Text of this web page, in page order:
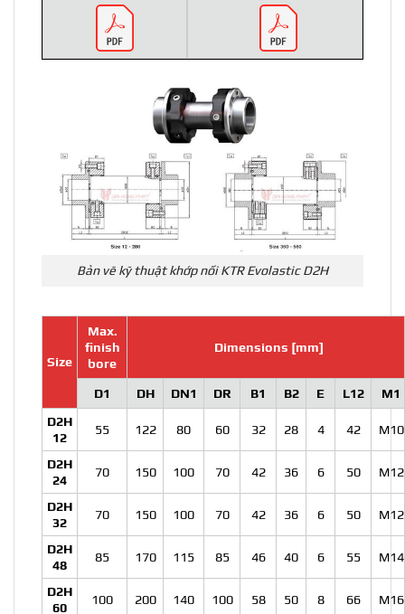
Bản vẽ kỹ thuật khớp nối KTR Evolastic D2H
Size
Max.
finish
bore
Dimensions [mm]
D1 DH DN1 DR B1 B2 E L12
M1
D2H
12
55 122 80 60 32 28 4 42 M10
D2H
24
70 150 100 70 42 36 6 50 M12
D2H
32
70 150 100 70 42 36 6 50 M12
D2H
48
85 170 115 85 46 40 6 55 M14
D2H
60
100 200 140 100 58 50 8 66 M16